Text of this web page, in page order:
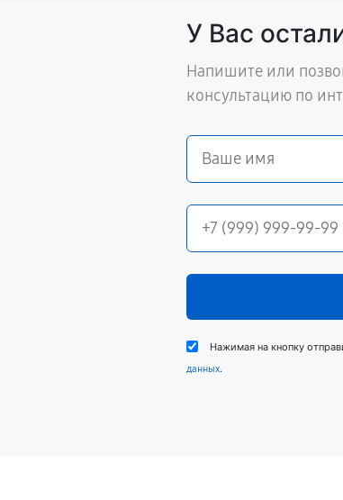
У Вас
Напишите или
консультацию по
Нажимая на кнопку
данных.